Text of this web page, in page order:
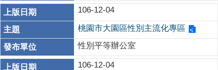
106-12-04
桃園市大園區性別主流化專區
性別平等辦公室
106-12-04